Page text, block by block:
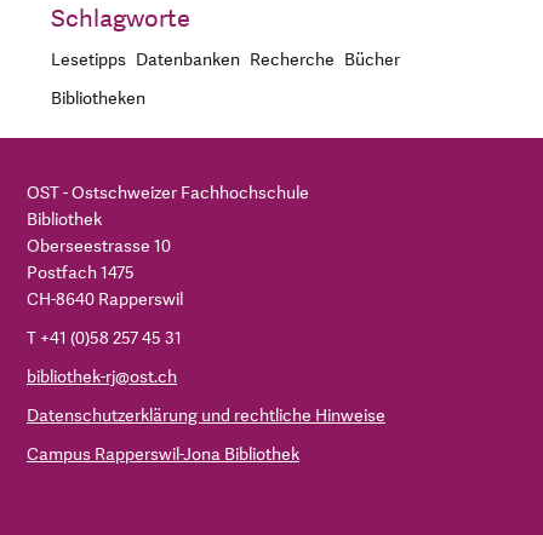
Schlagworte
Lesetipps Datenbanken Recherche Bücher
Bibliotheken
OST - Ostschweizer Fachhochschule
Bibliothek
Oberseestrasse 10
Postfach 1475
CH-8640 Rapperswil
T +41 (0)58 257 45 31
bibliothek-rj@ost.ch
Datenschutzerklärung und rechtliche Hinweise
Campus Rapperswil-Jona Bibliothek